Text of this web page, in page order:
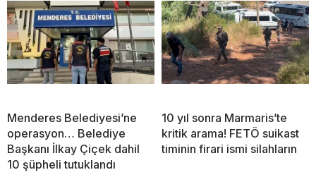
Menderes Belediyesi’ne
operasyon… Belediye
Başkanı İlkay Çiçek dahil
10 şüpheli tutuklandı
10 yıl sonra Marmaris’te
kritik arama! FETÖ suikast
timinin firari ismi silahların